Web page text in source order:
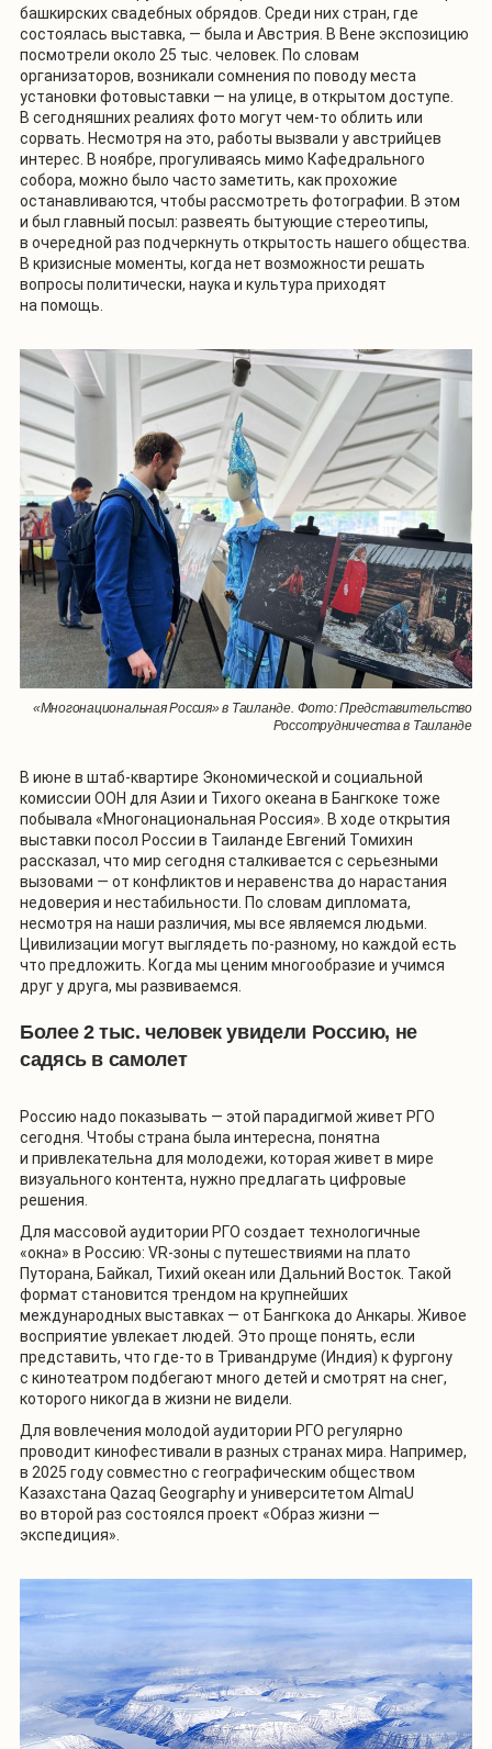
башкирских свадебных обрядов. Среди нихстран, где
состоялась выставка, — былаи Австрия. В Вене экспозицию
посмотрели около 25 тыс. человек. По словам
организаторов, возникали сомнения по поводу места
установки фотовыставки — на улице, в открытом доступе.
В сегодняшних реалиях фото могут чем-то облить или
сорвать. Несмотря на это, работы вызвали у австрийцев
интерес. В ноябре, прогуливаясь мимо Кафедрального
собора, можно было часто заметить, как прохожие
останавливаются, чтобы рассмотреть фотографии. В этом
и был главный посыл: развеять бытующие стереотипы,
в очередной раз подчеркнуть открытость нашего общества.
В кризисные моменты, когда нет возможности решать
вопросы политически, наука и культура приходят
на помощь.
«Многонациональная Россия» в Таиланде. Фото: Представительство
Россотрудничества в Таиланде
В июне в штаб-квартире Экономической и социальной
комиссии ООН для Азии и Тихого океана в Бангкоке тоже
побывала «Многонациональная Россия». В ходе открытия
выставки посол России в Таиланде Евгений Томихин
рассказал, что мир сегодня сталкивается с серьезными
вызовами — от конфликтов и неравенства до нарастания
недоверия и нестабильности. По словам дипломата,
несмотря на наши различия, мы все являемся людьми.
Цивилизации могут выглядеть по-разному, но каждой есть
что предложить. Когда мы ценим многообразие и учимся
друг у друга, мы развиваемся.
Более 2 тыс. человек увидели Россию, не
садясь в самолет
Россию надо показывать — этой парадигмой живет РГО
сегодня. Чтобы страна была интересна, понятна
и привлекательна для молодежи, которая живет в мире
визуального контента, нужно предлагать цифровые
решения.
Для массовой аудитории РГО создает технологичные
«окна» в Россию: VR-зоны с путешествиями на плато
Путорана, Байкал, Тихий океан или Дальний Восток. Такой
формат становится трендом на крупнейших
международных выставках — от Бангкока до Анкары. Живое
восприятие увлекает людей. Это проще понять, если
представить, что где-то в Тривандруме (Индия) к фургону
с кинотеатром подбегают много детей и смотрят на снег,
которого никогда в жизни не видели.
Для вовлечения молодой аудитории РГО регулярно
проводит кинофестивали в разных странах мира. Например,
в 2025 году совместно с географическим обществом
Казахстана Qazaq Geography и университетом AlmaU
во второй раз состоялся проект «Образ жизни —
экспедиция».